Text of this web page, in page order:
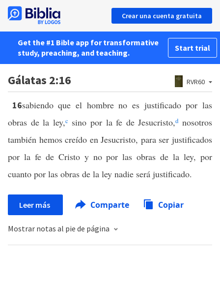
Crear una cuenta gratuita
Get the #1 Bible app for transformative
study, preaching, and teaching.
Start trial
Gálatas 2:16 RVR60
16sabiendo que el hombre no es justificado por las
obras de la ley,c sino por la fe de Jesucristo,d nosotros
también hemos creído en Jesucristo, para ser justificados
por la fe de Cristo y no por las obras de la ley, por
cuanto por las obras de la ley nadie será justificado.
Leer más Comparte Copiar
Mostrar notas al pie de página